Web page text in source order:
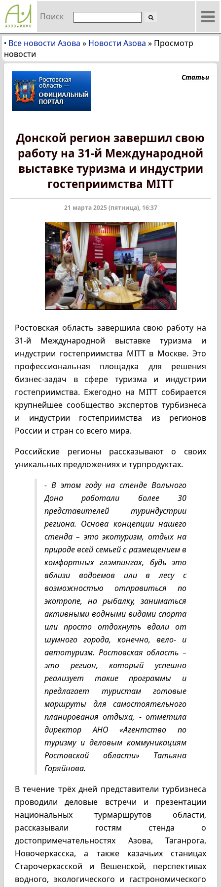
Поиск
• Все новости Азова » Новости Азова » Просмотр
новости
Статьи
Донской регион завершил свою
работу на 31-й Международной
выставке туризма и индустрии
гостеприимства MITT
21 марта 2025 (пятница), 16:37
Ростовская область завершила свою работу на
31-й Международной выставке туризма и
индустрии гостеприимства MITT в Москве. Это
профессиональная площадка для решения
бизнес-задач в сфере туризма и индустрии
гостеприимства. Ежегодно на MITT собирается
крупнейшее сообщество экспертов турбизнеса
и индустрии гостеприимства из регионов
России и стран со всего мира.
Российские регионы рассказывают о своих
уникальных предложениях и турпродуктах.
- В этом году на стенде Вольного
Дона работали более 30
представителей туриндустрии
региона. Основа концепции нашего
стенда – это экотуризм, отдых на
природе всей семьей с размещением в
комфортных глэмпингах, будь это
вблизи водоемов или в лесу с
возможностью отправиться по
экотропе, на рыбалку, заниматься
активными водными видами спорта
или просто отдохнуть вдали от
шумного города, конечно, вело- и
автотуризм. Ростовская область –
это регион, который успешно
реализует такие программы и
предлагает туристам готовые
маршруты для самостоятельного
планирования отдыха, - отметила
директор АНО «Агентство по
туризму и деловым коммуникациям
Ростовской области» Татьяна
Горяйнова.
В течение трёх дней представители турбизнеса
проводили деловые встречи и презентации
национальных турмаршрутов области,
рассказывали гостям стенда о
достопримечательностях Азова, Таганрога,
Новочеркасска, а также казачьих станицах
Старочеркасской и Вешенской, перспективах
водного, экологического и гастрономического